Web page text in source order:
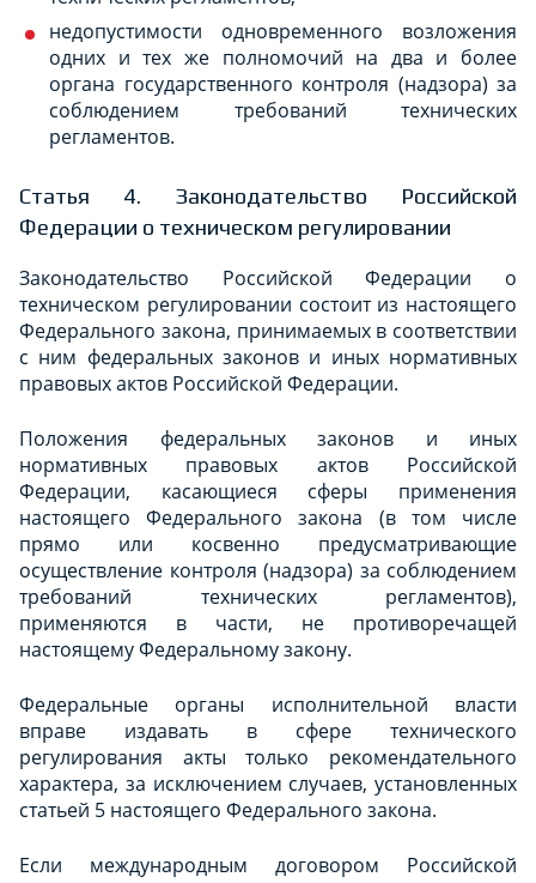
недопустимости одновременного возложения
одних и тех же полномочий на два и более
органа государственного контроля (надзора) за
соблюдением требований технических
регламентов.
Статья 4. Законодательство Российской
Федерации о техническом регулировании
Законодательство Российской Федерации о
техническом регулировании состоит из настоящего
Федерального закона, принимаемых в соответствии
с ним федеральных законов и иных нормативных
правовых актов Российской Федерации.
Положения федеральных законов и иных
нормативных правовых актов Российской
Федерации, касающиеся сферы применения
настоящего Федерального закона (в том числе
прямо или косвенно предусматривающие
осуществление контроля (надзора) за соблюдением
требований технических регламентов),
применяются в части, не противоречащей
настоящему Федеральному закону.
Федеральные органы исполнительной власти
вправе издавать в сфере технического
регулирования акты только рекомендательного
характера, за исключением случаев, установленных
статьей 5 настоящего Федерального закона.
Если международным договором Российской